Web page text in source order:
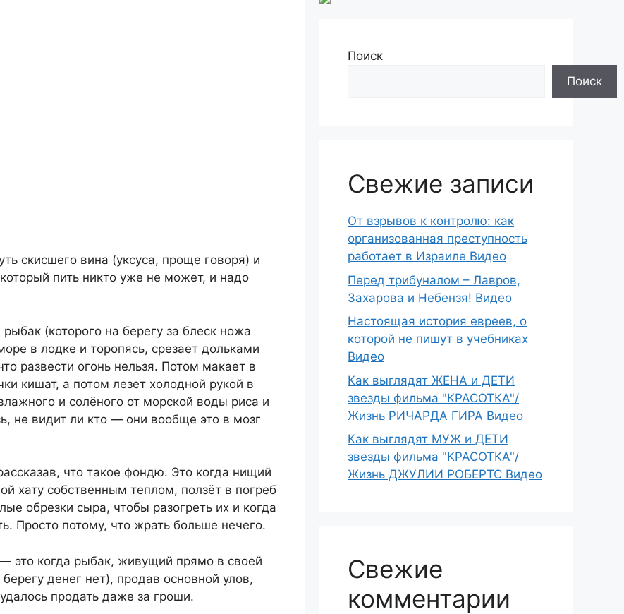
скисшего вина (уксуса, проще говоря) и
пить никто уже не может, и надо
(которого на берегу за блеск ножа
в лодке и торопясь, срезает дольками
развести огонь нельзя. Потом макает в
кишат, а потом лезет холодной рукой в
и солёного от морской воды риса и
не видит ли кто — они вообще это в мозг
что такое фондю. Это когда нищий
хату собственным теплом, ползёт в погреб
обрезки сыра, чтобы разогреть их и когда
Просто потому, что жрать больше нечего.
это когда рыбак, живущий прямо в своей
денег нет), продав основной улов,
продать даже за гроши.
Поиск
Поиск
Свежие записи
От взрывов к контролю: как
организованная преступность
работает в Израиле Видео
Перед трибуналом – Лавров,
Захарова и Небензя! Видео
Настоящая история евреев, о
которой не пишут в учебниках
Видео
Как выглядят ЖЕНА и ДЕТИ
звезды фильма "КРАСОТКА"/
Жизнь РИЧАРДА ГИРА Видео
Как выглядят МУЖ и ДЕТИ
звезды фильма "КРАСОТКА"/
Жизнь ДЖУЛИИ РОБЕРТС Видео
Свежие
комментарии